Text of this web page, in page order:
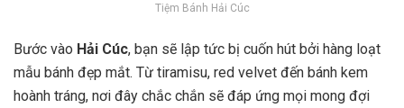
Tiệm Bánh Hải Cúc
Bước vào Hải Cúc, bạn sẽ lập tức bị cuốn hút bởi hàng loạt
mẫu bánh đẹp mắt. Từ tiramisu, red velvet đến bánh kem
hoành tráng, nơi đây chắc chắn sẽ đáp ứng mọi mong đợi